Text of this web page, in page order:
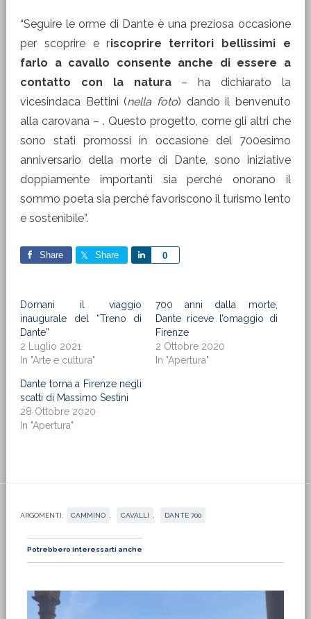
“Seguire le orme di Dante è una preziosa occasione
per scoprire e riscoprire territori bellissimi e
farlo a cavallo consente anche di essere a
contatto con la natura– ha dichiarato la
vicesindaca Bettini (nella foto) dando il benvenuto
alla carovana – . Questo progetto, come gli altri che
sono stati promossi in occasione del 700esimo
anniversario della morte di Dante, sono iniziative
doppiamente importanti sia perché onorano il
sommo poeta sia perché favoriscono il turismo lento
e sostenibile”.
Share Share 0
Share
Domani il viaggio
inaugurale del “Treno di
Dante”
2 Luglio 2021
In "Arte e cultura"
700 anni dalla morte,
Dante riceve l’omaggio di
Firenze
2 Ottobre 2020
In "Apertura"
Dante torna a Firenze negli
scatti di Massimo Sestini
28 Ottobre 2020
In "Apertura"
ARGOMENTI: CAMMINO CAVALLI DANTE 700
Potrebbero interessarti anche